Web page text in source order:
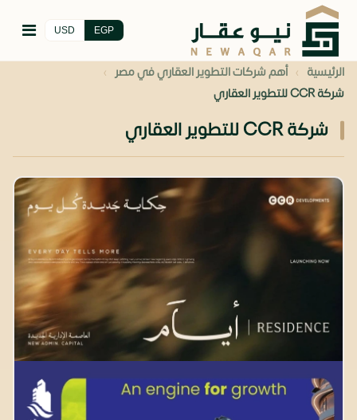
EGP
USD
الرئيسية › أهم شركات التطوير العقاري في مصر ›
شركة CCR للتطوير العقاري
شركة CCR للتطوير العقاري